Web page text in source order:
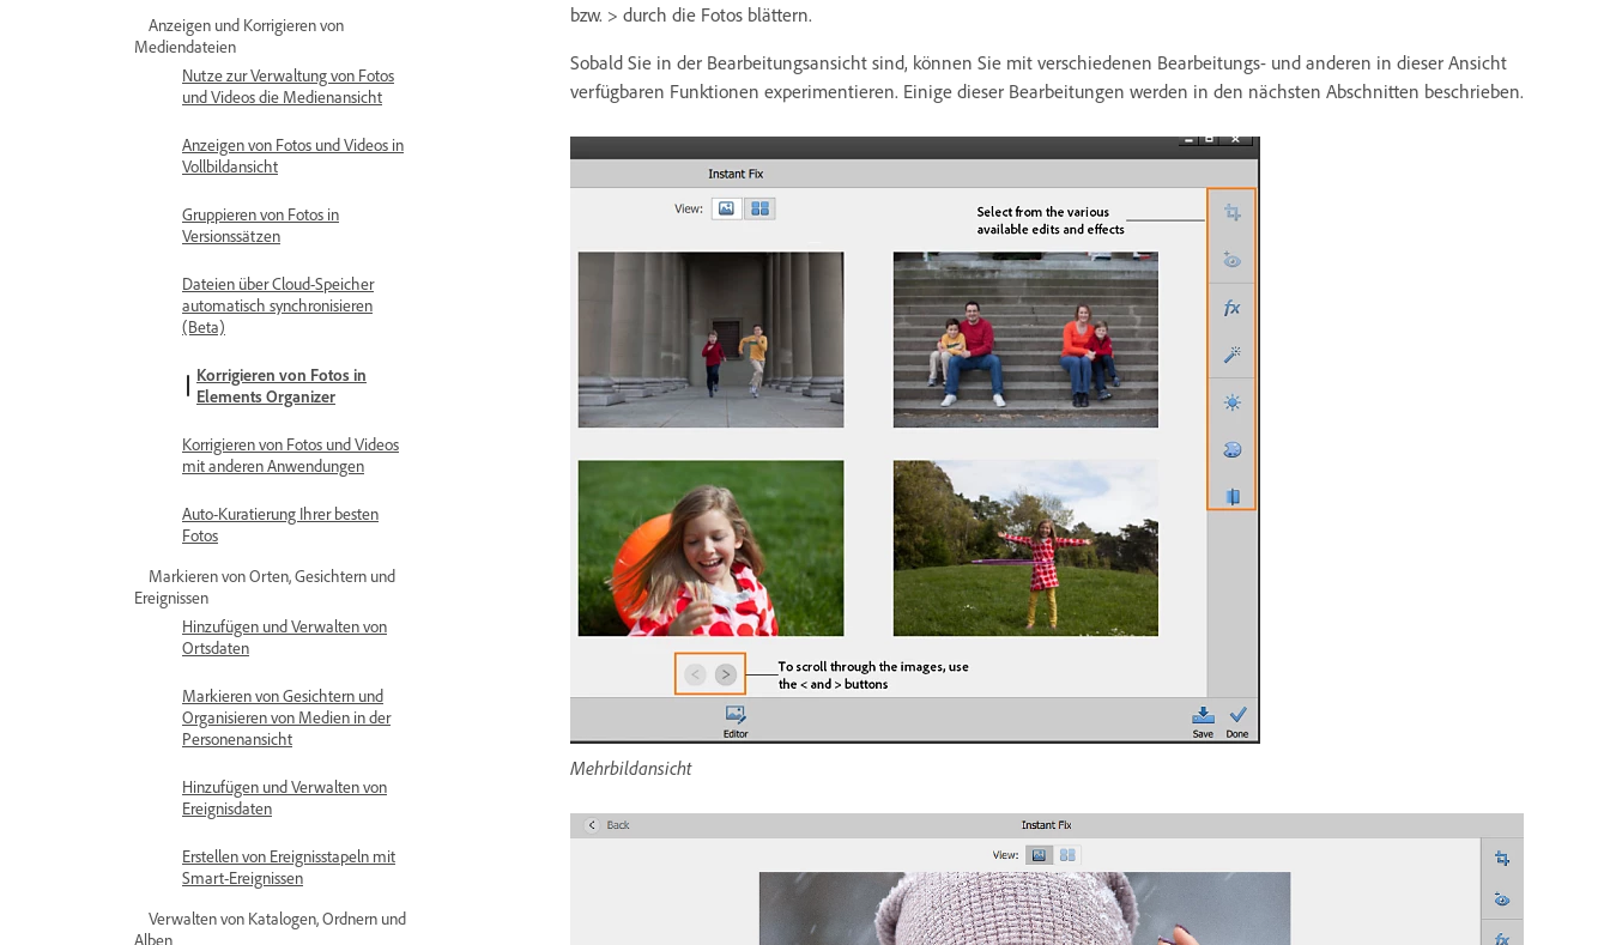
Anzeigen und Korrigieren von
Mediendateien
Nutze zur Verwaltung von Fotos
und Videos die Medienansicht
Anzeigen von Fotos und Videos in
Vollbildansicht
Gruppieren von Fotos in
Versionssätzen
Dateien über Cloud-Speicher
automatisch synchronisieren
(Beta)
Korrigieren von Fotos in
Elements Organizer
Korrigieren von Fotos und Videos
mit anderen Anwendungen
Auto-Kuratierung Ihrer besten
Fotos
Markieren von Orten, Gesichtern und
Ereignissen
Hinzufügen und Verwalten von
Ortsdaten
Markieren von Gesichtern und
Organisieren von Medien in der
Personenansicht
Hinzufügen und Verwalten von
Ereignisdaten
Erstellen von Ereignisstapeln mit
Smart-Ereignissen
Verwalten von Katalogen, Ordnern und
Alben
bzw. > durch die Fotos blättern.
Sobald Sie in der Bearbeitungsansicht sind, können Sie mit verschiedenen Bearbeitungs- und anderen in dieser Ansicht
verfügbaren Funktionen experimentieren. Einige dieser Bearbeitungen werden in den nächsten Abschnitten beschrieben.
Mehrbildansicht